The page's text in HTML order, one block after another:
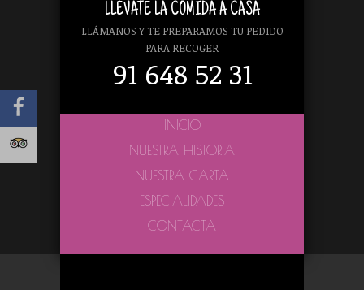
LLÉVATE LA COMIDA A CASA
LLÁMANOS Y TE PREPARAMOS TU PEDIDO
PARA RECOGER
91 648 52 31
INICIO
NUESTRA HISTORIA
NUESTRA CARTA
ESPECIALIDADES
CONTACTA